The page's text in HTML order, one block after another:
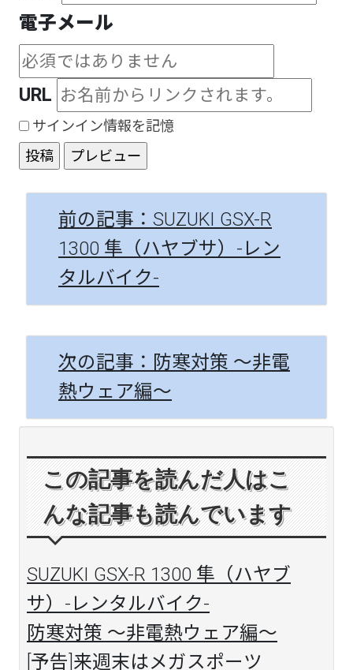
電子メール
URL
サインイン情報を記憶
前の記事：SUZUKI GSX-R
1300 隼（ハヤブサ）-レン
タルバイク-
次の記事：防寒対策 ～非電
熱ウェア編～
この記事を読んだ人はこ
んな記事も読んでいます
SUZUKI GSX-R 1300 隼（ハヤブ
サ）-レンタルバイク-
防寒対策 ～非電熱ウェア編～
[予告]来週末はメガスポーツ